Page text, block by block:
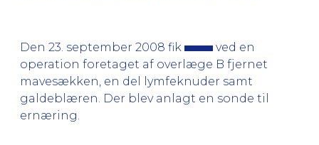
Den 23. september 2008 fik
ved en
operation foretaget af overlæge B fjernet
mavesækken, en del lymfeknuder samt
galdeblæren. Der blev anlagt en sonde til
ernæring.